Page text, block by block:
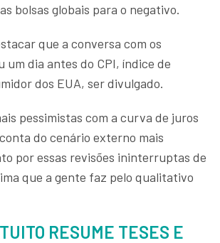
bolsas globais para o negativo.
que a conversa com os
um dia antes do CPI, índice de
dos EUA, ser divulgado.
pessimistas com a curva de juros
do cenário externo mais
por essas revisões ininterruptas de
que a gente faz pelo qualitativo
RESUME TESES E